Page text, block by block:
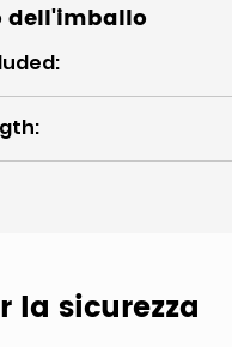
dell'imballo
:
:
la sicurezza